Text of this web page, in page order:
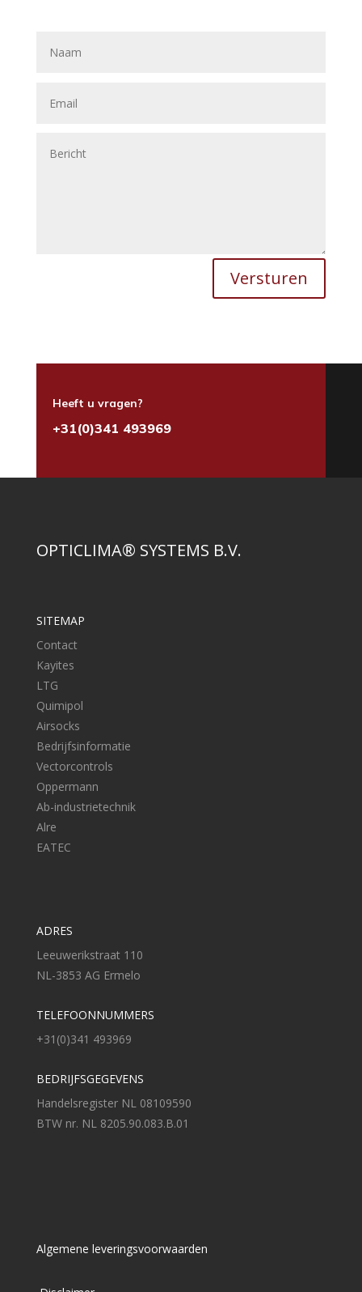
Versturen
Heeft u vragen?
+31(0)341 493969
OPTICLIMA® SYSTEMS B.V.
SITEMAP
Contact
Kayites
LTG
Quimipol
Airsocks
Bedrijfsinformatie
Vectorcontrols
Oppermann
Ab-industrietechnik
Alre
EATEC
ADRES
Leeuwerikstraat 110
NL-3853 AG Ermelo
TELEFOONNUMMERS
+31(0)341 493969
BEDRIJFSGEGEVENS
Handelsregister NL 08109590
BTW nr. NL 8205.90.083.B.01
Algemene leveringsvoorwaarden